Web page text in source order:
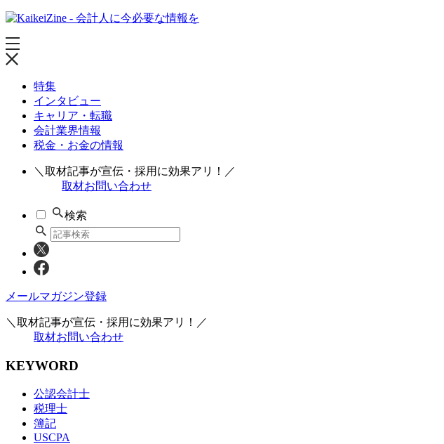
特集
インタビュー
キャリア・転職
会計業界情報
税金・お金の情報
＼取材記事が宣伝・採用に効果アリ！／
取材お問い合わせ
検索
メールマガジン登録
＼取材記事が宣伝・採用に効果アリ！／
取材お問い合わせ
KEYWORD
公認会計士
税理士
簿記
USCPA